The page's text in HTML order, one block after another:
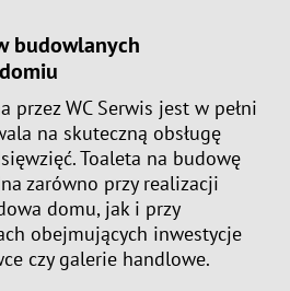
budowlanych
przez WC Serwis jest w pełni
na skuteczną obsługę
Toaleta na budowę
zarówno przy realizacji
domu, jak i przy
obejmujących inwestycje
czy galerie handlowe.